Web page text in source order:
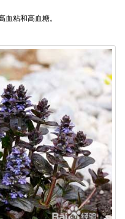
粘和高血糖。